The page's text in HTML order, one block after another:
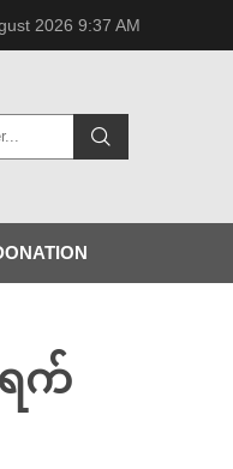
2026 9:37 AM
ရက်